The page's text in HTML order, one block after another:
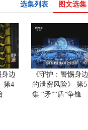
图文选集
选集列表
身边
第4
《守护：警惕身边
的泄密风险》 第5
集 “矛”“盾”争锋